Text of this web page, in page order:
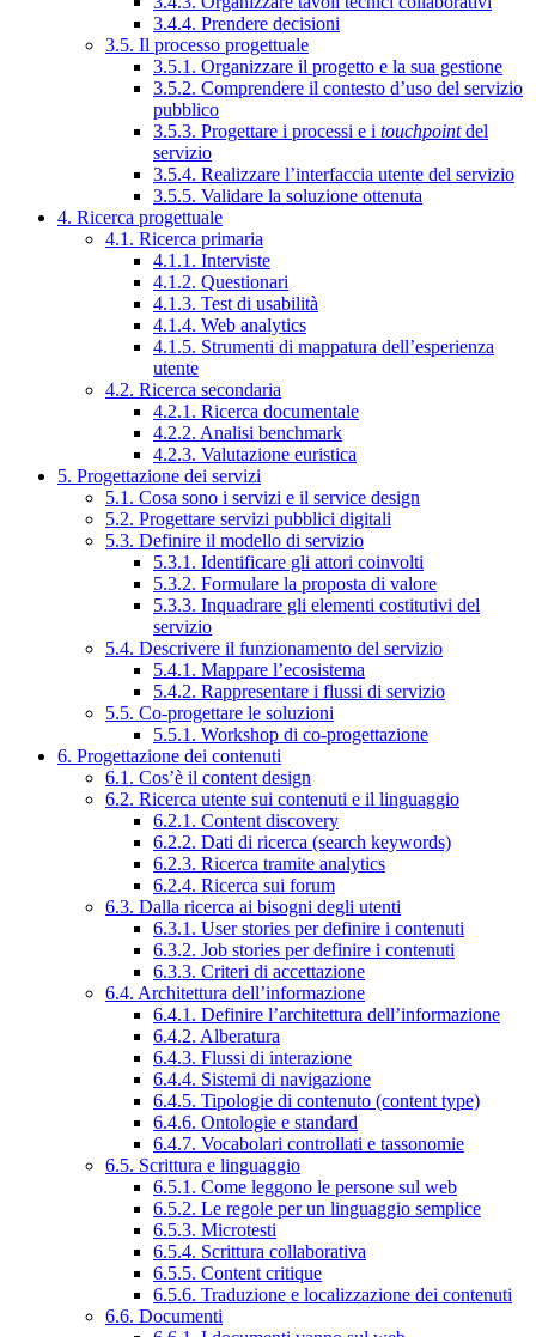
3.4.4. Prendere decisioni
3.5. Il processo progettuale
3.5.1. Organizzare il progetto e la sua gestione
3.5.2. Comprendere il contesto d’uso del servizio
pubblico
3.5.3. Progettare i processi e i touchpointdel
servizio
3.5.4. Realizzare l’interfaccia utente del servizio
3.5.5. Validare la soluzione ottenuta
4. Ricerca progettuale
4.1. Ricerca primaria
4.1.1. Interviste
4.1.2. Questionari
4.1.3. Test di usabilità
4.1.4. Web analytics
4.1.5. Strumenti di mappatura dell’esperienza
utente
4.2. Ricerca secondaria
4.2.1. Ricerca documentale
4.2.2. Analisi benchmark
4.2.3. Valutazione euristica
5. Progettazione dei servizi
5.1. Cosa sono i servizi e il service design
5.2. Progettare servizi pubblici digitali
5.3. Definire il modello di servizio
5.3.1. Identificare gli attori coinvolti
5.3.2. Formulare la proposta di valore
5.3.3. Inquadrare gli elementi costitutivi del
servizio
5.4. Descrivere il funzionamento del servizio
5.4.1. Mappare l’ecosistema
5.4.2. Rappresentare i flussi di servizio
5.5. Co-progettare le soluzioni
5.5.1. Workshop di co-progettazione
6. Progettazione dei contenuti
6.1. Cos’è il content design
6.2. Ricerca utente sui contenuti e il linguaggio
6.2.1. Content discovery
6.2.2. Dati di ricerca (search keywords)
6.2.3. Ricerca tramite analytics
6.2.4. Ricerca sui forum
6.3. Dalla ricerca ai bisogni degli utenti
6.3.1. User stories per definire i contenuti
6.3.2. Job stories per definire i contenuti
6.3.3. Criteri di accettazione
6.4. Architettura dell’informazione
6.4.1. Definire l’architettura dell’informazione
6.4.2. Alberatura
6.4.3. Flussi di interazione
6.4.4. Sistemi di navigazione
6.4.5. Tipologie di contenuto (content type)
6.4.6. Ontologie e standard
6.4.7. Vocabolari controllati e tassonomie
6.5. Scrittura e linguaggio
6.5.1. Come leggono le persone sul web
6.5.2. Le regole per un linguaggio semplice
6.5.3. Microtesti
6.5.4. Scrittura collaborativa
6.5.5. Content critique
6.5.6. Traduzione e localizzazione dei contenuti
6.6. Documenti